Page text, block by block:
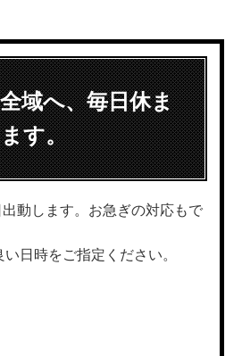
域へ、毎日休ま
す。
動します。お急ぎの対応もで
日時をご指定ください。